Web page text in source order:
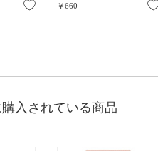
お気に入り
￥660
入されている商品